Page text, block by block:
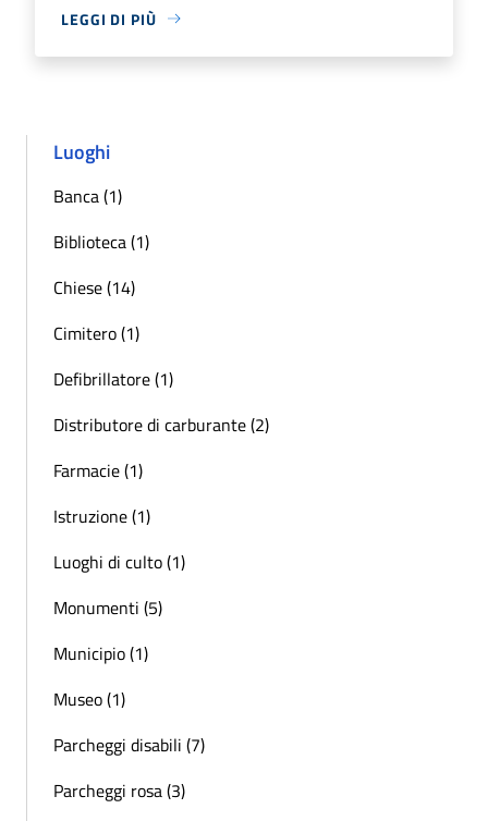
LEGGI DI PIÙ
Luoghi
Banca (1)
Biblioteca (1)
Chiese (14)
Cimitero (1)
Defibrillatore (1)
Distributore di carburante (2)
Farmacie (1)
Istruzione (1)
Luoghi di culto (1)
Monumenti (5)
Municipio (1)
Museo (1)
Parcheggi disabili (7)
Parcheggi rosa (3)